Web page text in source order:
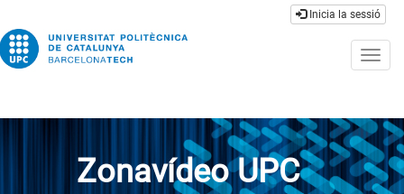
Inicia la sessió
Zonavídeo UPC